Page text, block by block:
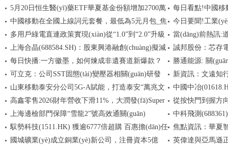
少200萬份，重
5月20日恒生醫(yī)藥ETF華夏基金份額增加2700萬
份，重倉股信達生物、康方生物、百濟神州_每日動
態(tài)
每日看點!中國移
為5元月包
中國移動在全國上線詞元套餐，最低為5元月包_焦
點速讀
今日要聞!工業
檢查工作 促車企
多用戶綠電直連政策實現(xiàn)從“1.0”到“2.0”升級
迭代 帶來多重利好
當(dāng)前熱訊:
元，融資余額8.99
上海合晶(688584.SH)：股東興港融創(chuàng)擬減
持不超1%股份 焦點快報
誠邦股份：芯存
務(wù)規(guī)模較
每日快播:一方徽墨，如何煉成非遺賽道新爆款？ 勝通能源: 關
購公司股份的第三
可立克：公司SST固態(tài)變壓器相關(guān)研發
(fā)工作還在推進中，尚未產(chǎn)生營業(yè)收入
新資訊：文遠知
萬港元回購168.15
山東移動泰安分公司5G-A賦能，打造泰安“萬兆文
旅”新范式
中國中冶
300萬股H股
高鑫零售2026財年營收下滑11%，大潤發(fā)Super
現(xiàn)金流轉(zhuǎn)正、成為擴張主力
從按快門到握方
識相知的心里話
上海邊檢部門保障“雪龍2”號高效通關(guān)
中科飛測
馭勢科技(1511.HK) 獲逾6777倍超購 百惠擔(dān)任
聯(lián)席賬簿管理人及聯(lián)席牽頭經(jīng)辦人
焦點資訊：華夏
元
國城礦業(yè)成立銅業(yè)新公司，注冊資本5億 英偉達與亞馬遜